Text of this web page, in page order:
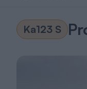
Ka123 S